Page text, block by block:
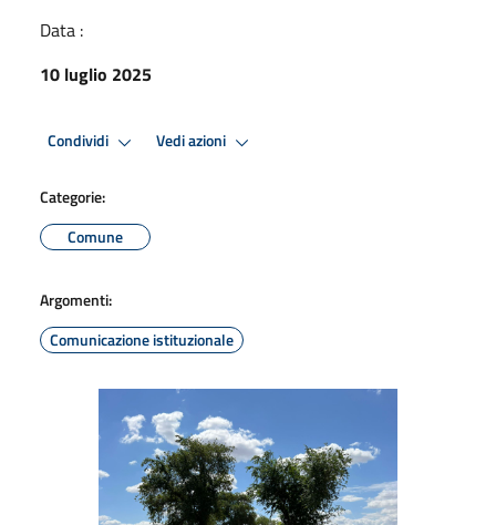
Data :
10 luglio 2025
Condividi Vedi azioni
Categorie:
Comune
Argomenti:
Comunicazione istituzionale